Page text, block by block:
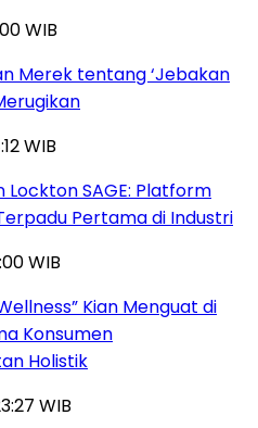
WIB
Merek tentang ‘Jebakan
WIB
SAGE: Platform
Pertama di Industri
WIB
Kian Menguat di
Konsumen
Holistik
WIB